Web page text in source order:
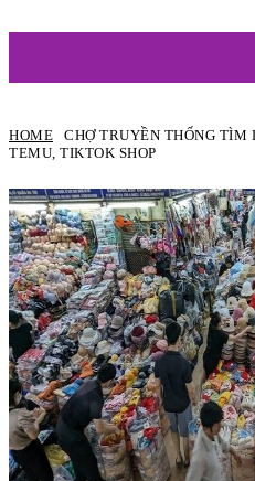
HOME
CHỢ TRUYỀN THỐNG TÌM
TEMU, TIKTOK SHOP